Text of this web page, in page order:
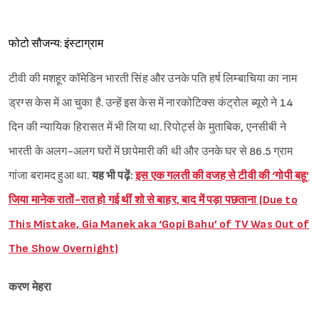
फोटो सौजन्य: इंस्टाग्राम
टीवी की मशहूर कॉमेडिन भारती सिंह और उनके पति हर्ष लिम्बाचिया का नाम
ड्रग्स केस में आ चुका है. उन्हें इस केस में नारकोटिक्स कंट्रोल ब्यूरो ने 14
दिन की न्यायिक हिरासत में भी लिया था. रिपोर्ट्स के मुताबिक, एनसीबी ने
भारती के अलग-अलग घरों में छापेमारी की थी और उनके घर से 86.5 ग्राम
गांजा बरामद हुआ था.यह भी पढ़ें:इस एक गलती की वजह से टीवी की ‘गोपी बहू’
जिया मानेक रातों-रात हो गई थीं शो से बाहर, बाद में पड़ा पछताना (Due to
This Mistake, Gia Manek aka ‘Gopi Bahu’ of TV Was Out of
The Show Overnight)
करण मेहरा